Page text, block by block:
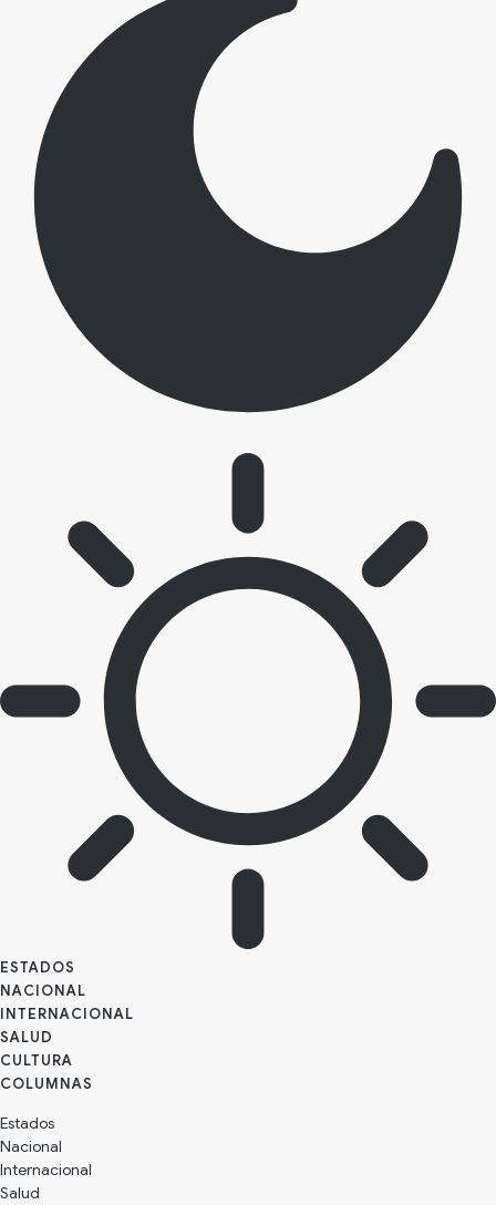
ESTADOS
NACIONAL
INTERNACIONAL
SALUD
CULTURA
Estados
Nacional
Internacional
Salud